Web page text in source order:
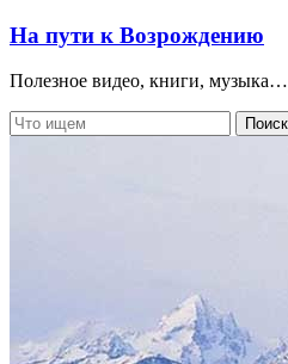
На пути к Возрождению
Полезное видео, книги, музыка…